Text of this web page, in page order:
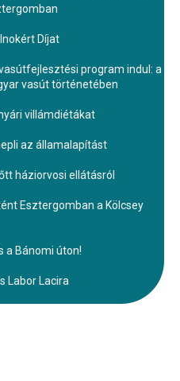
Díjat
program indul: a
vasút történetében
villámdiétákat
az államalapítást
háziorvosi ellátásról
Esztergomban a Kölcsey
a Bánomi úton!
Labor Lacira